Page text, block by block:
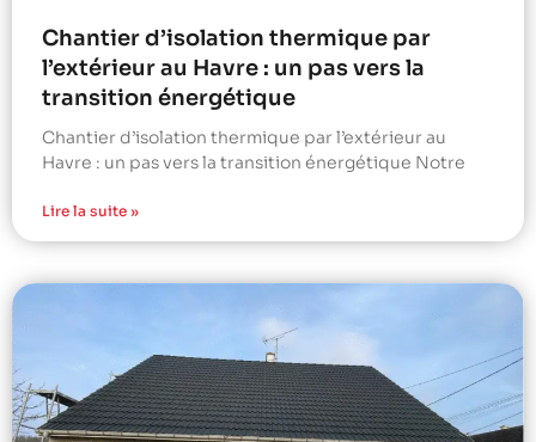
Chantier d’isolation thermique par
l’extérieur au Havre : un pas vers la
transition énergétique
Chantier d’isolation thermique par l’extérieur au
Havre : un pas vers la transition énergétique Notre
Lire la suite »